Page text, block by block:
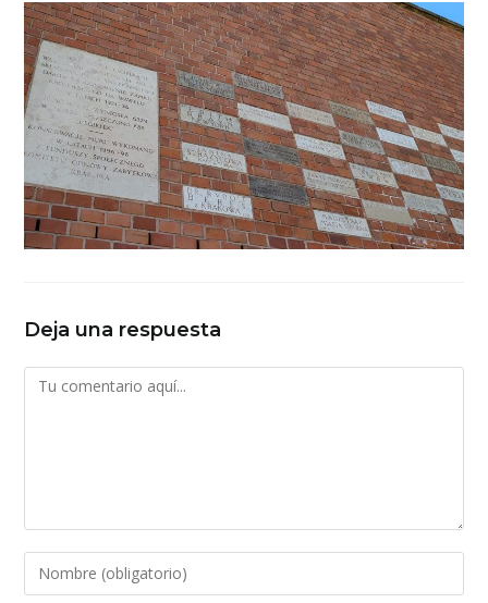
Deja una respuesta
Comentario
Introduce
tu